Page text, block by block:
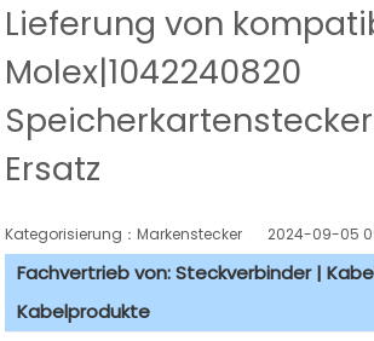
Lieferung von
Molex|1042240820
Ersatz
Kategorisierung：Markenstecker 2024-09-05
Fachvertrieb von: Steckverbinder |
Kabelprodukte